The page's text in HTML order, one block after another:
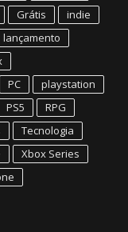
Grátis
indie
lançamento
PC
playstation
PS5
RPG
Tecnologia
Xbox Series